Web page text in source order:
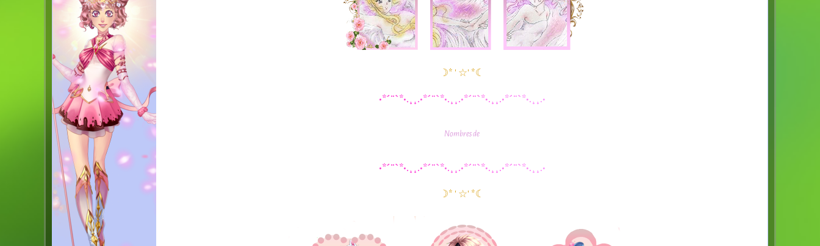
☽* ' ☆' *☾
•*´¨`*•. .•*´¨`*•. .•*´¨`*•. .•*´¨`*•. .•
Nombres de
•*´¨`*•. .•*´¨`*•. .•*´¨`*•. .•*´¨`*•. .•
☽* ' ☆' *☾